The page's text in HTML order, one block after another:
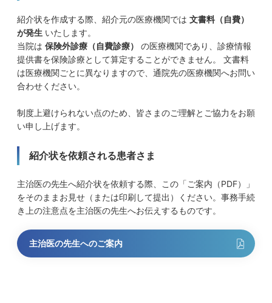
紹介状を作成する際、紹介元の医療機関では 文書料（自費）
が発生 いたします。
当院は 保険外診療（自費診療）
の医療機関であり、診療情報
提供書を保険診療として算定することができません。 文書料
は医療機関ごとに異なりますので、通院先の医療機関へお問い
合わせください。
制度上避けられない点のため、皆さまのご理解とご協力をお願
い申し上げます。
紹介状を依頼される患者さま
主治医の先生へ紹介状を依頼する際、この「ご案内（PDF）」
をそのままお見せ（または印刷して提出）ください。事務手続
き上の注意点を主治医の先生へお伝えするものです。
主治医の先生へのご案内